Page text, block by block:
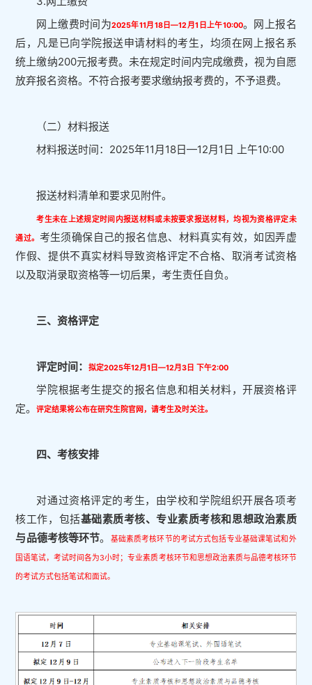
网上缴费时间为2025年11月18日—12月1日上午10:00。网上报名
后，凡是已向学院报送申请材料的考生，均须在网上报名系
统上缴纳200元报考费。未在规定时间内完成缴费，视为自愿
放弃报名资格。不符合报考要求缴纳报考费的，不予退费。
（二）材料报送
材料报送时间：2025年11月18日—12月1日 上午10:00
报送材料清单和要求见附件。
考生未在上述规定时间内报送材料或未按要求报送材料，均视为资格评定未
通过。 考生须确保自己的报名信息、材料真实有效，如因弄虚
作假、提供不真实材料导致资格评定不合格、取消考试资格
以及取消录取资格等一切后果，考生责任自负。
三、资格评定
评定时间：拟定2025年12月1日—12月3日 下午2:00
学院根据考生提交的报名信息和相关材料，开展资格评
定。评定结果将公布在研究生院官网，请考生及时关注。
四、考核安排
对通过资格评定的考生，由学校和学院组织开展各项考
核工作，包括基础素质考核、专业素质考核和思想政治素质
与品德考核等环节。 基础素质考核环节的考试方式包括专业基础课笔试和外
国语笔试，考试时间各为3小时；专业素质考核环节和思想政治素质与品德考核环节
的考试方式包括笔试和面试。